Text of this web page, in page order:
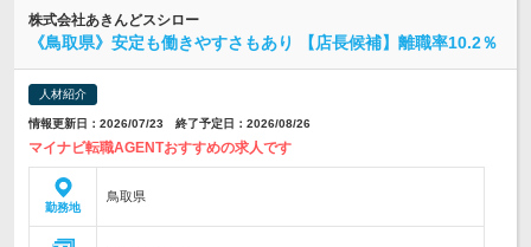
株式会社あきんどスシロー
《鳥取県》安定も働きやすさもあり 【店長候補】離職率10.2％
人材紹介
情報更新日：2026/07/23 終了予定日：2026/08/26
マイナビ転職AGENTおすすめの求人です
勤務地
鳥取県